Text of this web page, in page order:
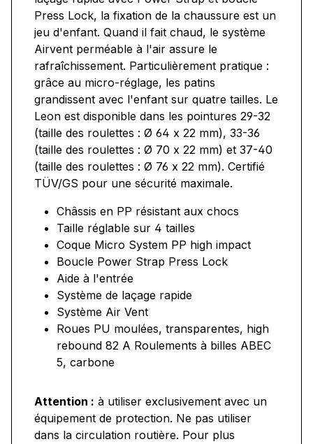
Press Lock, la fixation de la chaussure est un
jeu d'enfant. Quand il fait chaud, le système
Airvent perméable à l'air assure le
rafraîchissement. Particulièrement pratique :
grâce au micro-réglage, les patins
grandissent avec l'enfant sur quatre tailles. Le
Leon est disponible dans les pointures 29-32
(taille des roulettes : Ø 64 x 22 mm), 33-36
(taille des roulettes : Ø 70 x 22 mm) et 37-40
(taille des roulettes : Ø 76 x 22 mm). Certifié
TÜV/GS pour une sécurité maximale.
Châssis en PP résistant aux chocs
Taille réglable sur 4 tailles
Coque Micro System PP high impact
Boucle Power Strap Press Lock
Aide à l'entrée
Système de laçage rapide
Système Air Vent
Roues PU moulées, transparentes, high
rebound 82 A Roulements à billes ABEC
5, carbone
Attention : à utiliser exclusivement avec un
équipement de protection. Ne pas utiliser
dans la circulation routière. Pour plus